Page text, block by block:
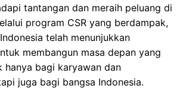
tantangan dan meraih peluang di
program CSR yang berdampak,
telah menunjukkan
membangun masa depan yang
hanya bagi karyawan dan
juga bagi bangsa Indonesia.